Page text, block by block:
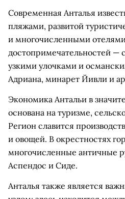
Современная Анталья
пляжами, развитой
и многочисленными
достопримечательностей —
узкими улочками и
Адриана, минарет Йивли и
Экономика Антальи в
основана на туризме,
Регион славится
и овощей. В окрестностях
многочисленные античные
Аспендос и Сиде.
Анталья также является